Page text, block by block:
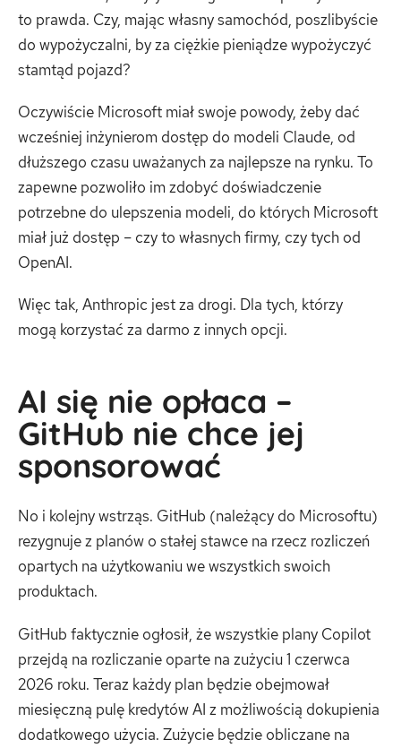
to prawda. Czy, mając własny samochód, poszlibyście
do wypożyczalni, by za ciężkie pieniądze wypożyczyć
stamtąd pojazd?
Oczywiście Microsoft miał swoje powody, żeby dać
wcześniej inżynierom dostęp do modeli Claude, od
dłuższego czasu uważanych za najlepsze na rynku. To
zapewne pozwoliło im zdobyć doświadczenie
potrzebne do ulepszenia modeli, do których Microsoft
miał już dostęp – czy to własnych firmy, czy tych od
OpenAI.
Więc tak, Anthropic jest za drogi. Dla tych, którzy
mogą korzystać za darmo z innych opcji.
AI się nie opłaca –
GitHub nie chce jej
sponsorować
No i kolejny wstrząs. GitHub (należący do Microsoftu)
rezygnuje z planów o stałej stawce na rzecz rozliczeń
opartych na użytkowaniu we wszystkich swoich
produktach.
GitHub faktycznie ogłosił, że wszystkie plany Copilot
przejdą na rozliczanie oparte na zużyciu 1 czerwca
2026 roku. Teraz każdy plan będzie obejmował
miesięczną pulę kredytów AI z możliwością dokupienia
dodatkowego użycia. Zużycie będzie obliczane na